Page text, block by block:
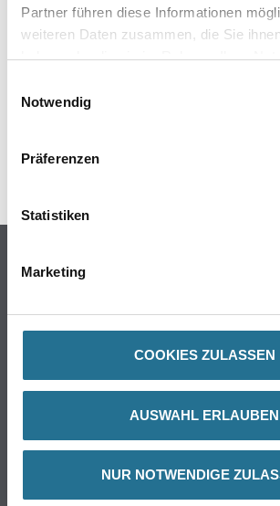
Partner führen diese Informationen
weiteren Daten zusammen, die Sie
haben oder die sie im Rahmen Ihrer
Notwendig
Präferenzen
Statistiken
Marketing
COOKIES ZULASSEN
AUSWAHL ERLAUBEN
NUR NOTWENDIGE
ZUSATZINFOS
WDV-Systeme
Putze- und Spachtelmassen
Bodenbeläge
Wand- & Deckenbeläge
Werkzeug & Maschinen
Verbrauchsmaterialien